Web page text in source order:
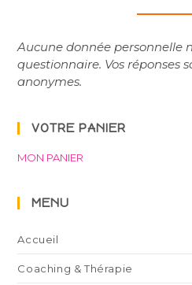
Aucune donnée personnelle
questionnaire. Vos réponses
anonymes.
VOTRE PANIER
MON PANIER
MENU
Accueil
Coaching & Thérapie